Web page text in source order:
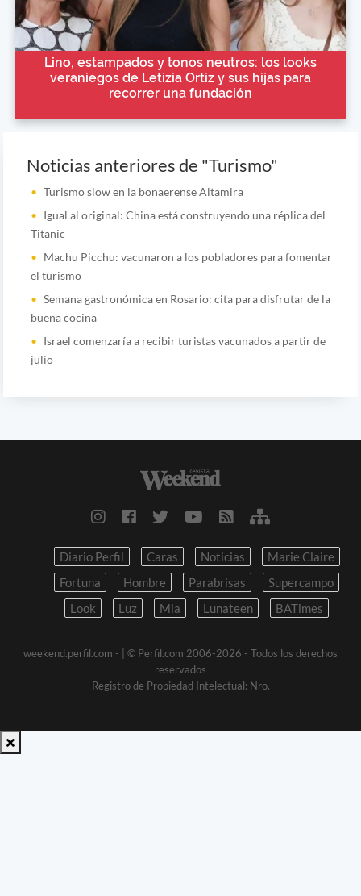
Lino, estampados y tonos neutros: los looks
veraniegos de Letizia Ortiz y sus hijas para
recorrer una fundación
Noticias anteriores de "Turismo"
Turismo slow en la bonaerense Altamira
Igual al original: China está construyendo una réplica del
Titanic
Machu Picchu: vacunaron a los pobladores para fomentar
el turismo
Semana gastronómica en Rosario: cita para disfrutar de la
buena cocina
Israel comenzaría a recibir turistas vacunados a partir de
julio
Diario Perfil Caras Noticias
Marie Claire
Fortuna
Hombre Parabrisas
Supercampo
Look
Luz Mia Lunateen BATimes
weekend.perfil.com -
| © Perfil.com 2006-2026 - Todos los derechos
reservados
Registro de Propiedad Intelectual: Nro.